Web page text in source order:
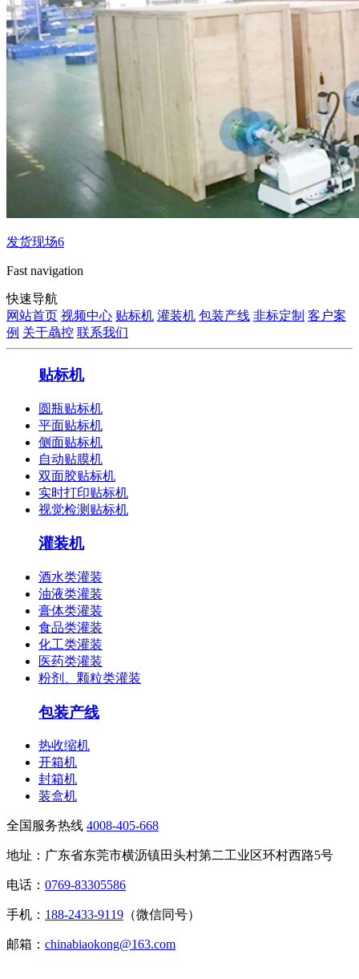
发货现场6
Fast navigation
快速导航
网站首页 视频中心 贴标机 灌装机 包装产线 非标定制 客户案
例 关于骉控 联系我们
贴标机
圆瓶贴标机
平面贴标机
侧面贴标机
自动贴膜机
双面胶贴标机
实时打印贴标机
视觉检测贴标机
灌装机
酒水类灌装
油液类灌装
膏体类灌装
食品类灌装
化工类灌装
医药类灌装
粉剂、颗粒类灌装
包装产线
热收缩机
开箱机
封箱机
装盒机
全国服务热线 4008-405-668
地址：广东省东莞市横沥镇田头村第二工业区环村西路5号
电话： 0769-83305586
手机： 188-2433-9119 （微信同号）
邮箱： chinabiaokong@163.com